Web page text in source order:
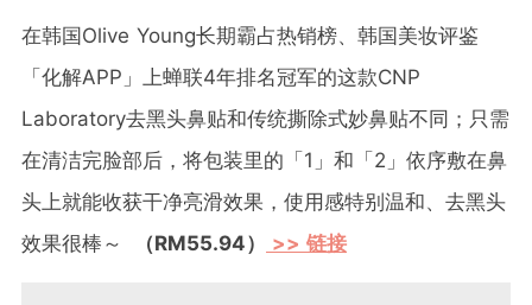
在韩国Olive Young长期霸占热销榜、韩国美妆评鉴
「化解APP」上蝉联4年排名冠军的这款CNP
Laboratory去黑头鼻贴和传统撕除式妙鼻贴不同；只需
在清洁完脸部后，将包装里的「1」和「2」依序敷在鼻
头上就能收获干净亮滑效果，使用感特别温和、去黑头
效果很棒～
（RM55.94） >> 链接